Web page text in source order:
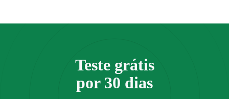
Teste grátis
por 30 dias